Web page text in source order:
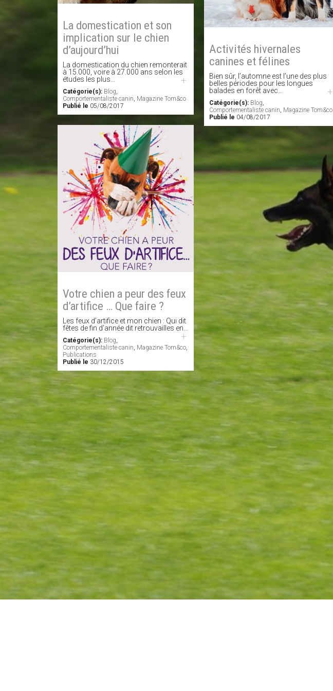
La domestication et son
implication sur le chien
d’aujourd’hui
La domestication du chien remonterait
à 15.000, voire à 27.000 ans selon les
études les plus…
+
Catégorie(s): Blog,
Comportementaliste canin, Magazine Tom&co
Publié le 05/08/2017
Activités hivernales
canines et félines
Bien sûr, l’automne est l’une des plus
belles périodes pour les longues
balades en forêt avec…
+
Catégorie(s): Blog
Comportementaliste canin Magazine Tom&co
Publié le 04/08/2017
Votre chien a peur des feux
d’artifice … Que faire ?
Les feux d’artifice et mon chien : Qui dit
fêtes de fin d’année dit retrouvailles en…
+
Catégorie(s): Blog,
Comportementaliste canin, Magazine Tom&co,
Publications
Publié le 30/12/2015